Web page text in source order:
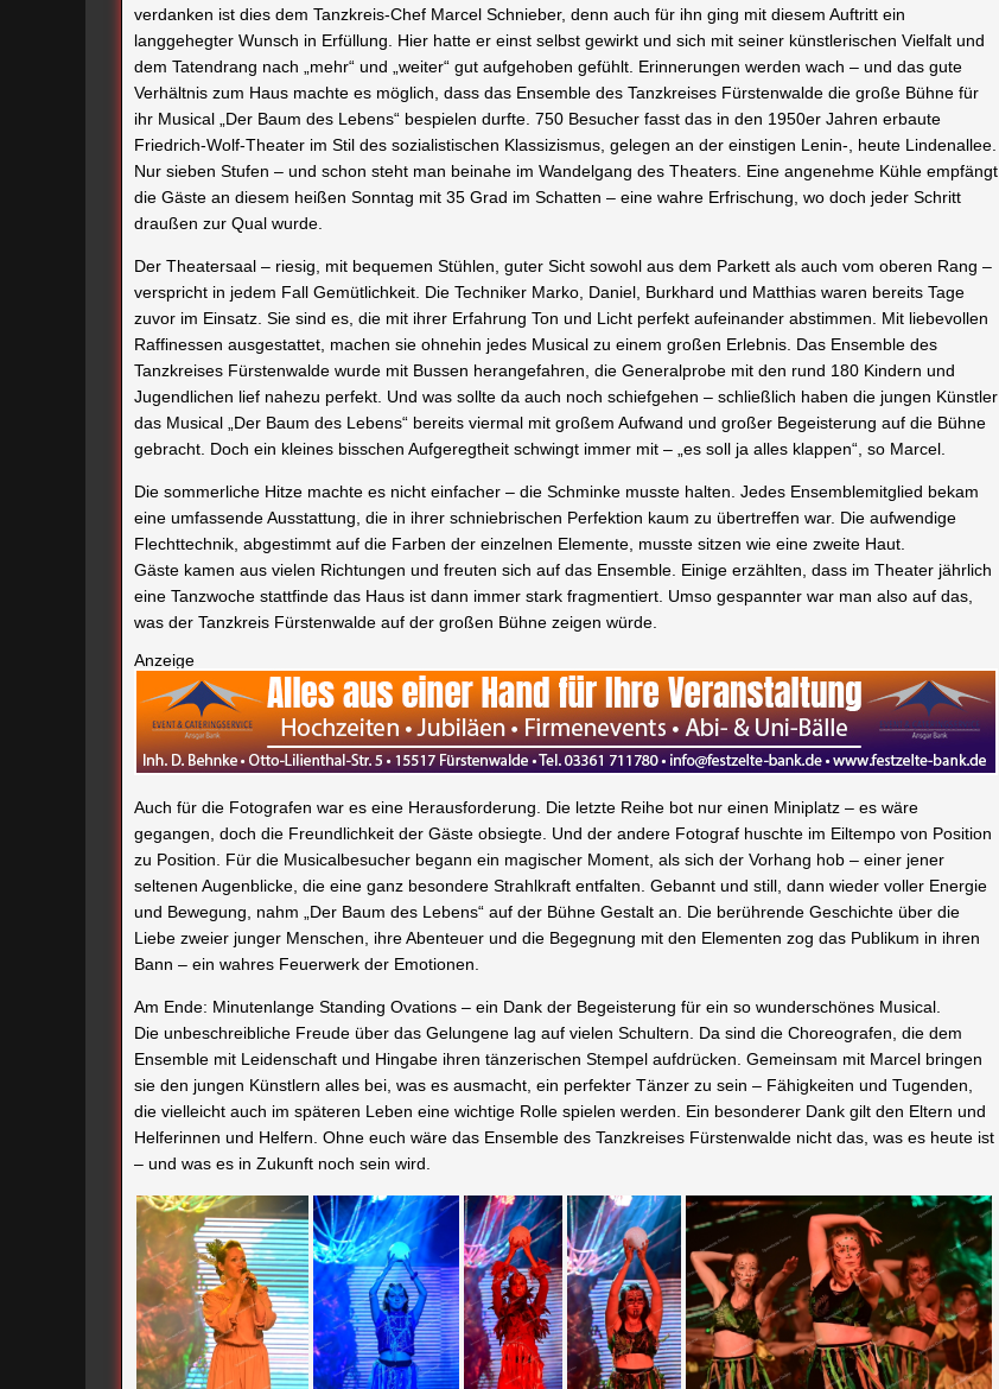
verdanken ist dies dem Tanzkreis-Chef Marcel Schnieber, denn auch für ihn ging mit diesem Auftritt ein
langgehegter Wunsch in Erfüllung. Hier hatte er einst selbst gewirkt und sich mit seiner künstlerischen Vielfalt und
dem Tatendrang nach „mehr“ und „weiter“ gut aufgehoben gefühlt. Erinnerungen werden wach – und das gute
Verhältnis zum Haus machte es möglich, dass das Ensemble des Tanzkreises Fürstenwalde die große Bühne für
ihr Musical „Der Baum des Lebens“ bespielen durfte. 750 Besucher fasst das in den 1950er Jahren erbaute
Friedrich-Wolf-Theater im Stil des sozialistischen Klassizismus, gelegen an der einstigen Lenin-, heute Lindenallee.
Nur sieben Stufen – und schon steht man beinahe im Wandelgang des Theaters. Eine angenehme Kühle empfängt
die Gäste an diesem heißen Sonntag mit 35 Grad im Schatten – eine wahre Erfrischung, wo doch jeder Schritt
draußen zur Qual wurde.
Der Theatersaal – riesig, mit bequemen Stühlen, guter Sicht sowohl aus dem Parkett als auch vom oberen Rang –
verspricht in jedem Fall Gemütlichkeit. Die Techniker Marko, Daniel, Burkhard und Matthias waren bereits Tage
zuvor im Einsatz. Sie sind es, die mit ihrer Erfahrung Ton und Licht perfekt aufeinander abstimmen. Mit liebevollen
Raffinessen ausgestattet, machen sie ohnehin jedes Musical zu einem großen Erlebnis. Das Ensemble des
Tanzkreises Fürstenwalde wurde mit Bussen herangefahren, die Generalprobe mit den rund 180 Kindern und
Jugendlichen lief nahezu perfekt. Und was sollte da auch noch schiefgehen – schließlich haben die jungen Künstler
das Musical „Der Baum des Lebens“ bereits viermal mit großem Aufwand und großer Begeisterung auf die Bühne
gebracht. Doch ein kleines bisschen Aufgeregtheit schwingt immer mit – „es soll ja alles klappen“, so Marcel.
Die sommerliche Hitze machte es nicht einfacher – die Schminke musste halten. Jedes Ensemblemitglied bekam
eine umfassende Ausstattung, die in ihrer schniebrischen Perfektion kaum zu übertreffen war. Die aufwendige
Flechttechnik, abgestimmt auf die Farben der einzelnen Elemente, musste sitzen wie eine zweite Haut.
Gäste kamen aus vielen Richtungen und freuten sich auf das Ensemble. Einige erzählten, dass im Theater jährlich
eine Tanzwoche stattfinde das Haus ist dann immer stark fragmentiert. Umso gespannter war man also auf das,
was der Tanzkreis Fürstenwalde auf der großen Bühne zeigen würde.
Anzeige
Auch für die Fotografen war es eine Herausforderung. Die letzte Reihe bot nur einen Miniplatz – es wäre
gegangen, doch die Freundlichkeit der Gäste obsiegte. Und der andere Fotograf huschte im Eiltempo von Position
zu Position. Für die Musicalbesucher begann ein magischer Moment, als sich der Vorhang hob – einer jener
seltenen Augenblicke, die eine ganz besondere Strahlkraft entfalten. Gebannt und still, dann wieder voller Energie
und Bewegung, nahm „Der Baum des Lebens“ auf der Bühne Gestalt an. Die berührende Geschichte über die
Liebe zweier junger Menschen, ihre Abenteuer und die Begegnung mit den Elementen zog das Publikum in ihren
Bann – ein wahres Feuerwerk der Emotionen.
Am Ende: Minutenlange Standing Ovations – ein Dank der Begeisterung für ein so wunderschönes Musical.
Die unbeschreibliche Freude über das Gelungene lag auf vielen Schultern. Da sind die Choreografen, die dem
Ensemble mit Leidenschaft und Hingabe ihren tänzerischen Stempel aufdrücken. Gemeinsam mit Marcel bringen
sie den jungen Künstlern alles bei, was es ausmacht, ein perfekter Tänzer zu sein – Fähigkeiten und Tugenden,
die vielleicht auch im späteren Leben eine wichtige Rolle spielen werden. Ein besonderer Dank gilt den Eltern und
Helferinnen und Helfern. Ohne euch wäre das Ensemble des Tanzkreises Fürstenwalde nicht das, was es heute ist
– und was es in Zukunft noch sein wird.